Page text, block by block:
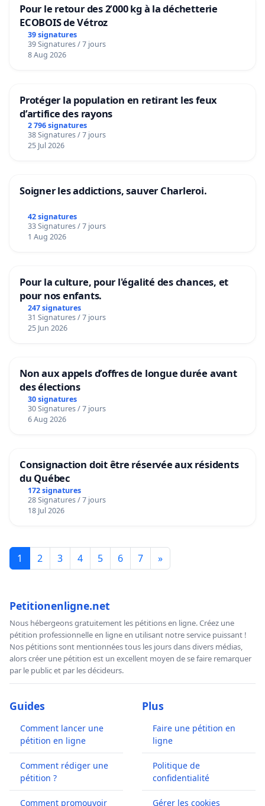
Pour le retour des 2’000 kg à la déchetterie
ECOBOIS de Vétroz
39 signatures
39 Signatures / 7 jours
8 Aug 2026
Protéger la population en retirant les feux
d’artifice des rayons
2 796 signatures
38 Signatures / 7 jours
25 Jul 2026
Soigner les addictions, sauver Charleroi.
42 signatures
33 Signatures / 7 jours
1 Aug 2026
Pour la culture, pour l'égalité des chances, et
pour nos enfants.
247 signatures
31 Signatures / 7 jours
25 Jun 2026
Non aux appels d’offres de longue durée avant
des élections
30 signatures
30 Signatures / 7 jours
6 Aug 2026
Consignaction doit être réservée aux résidents
du Québec
172 signatures
28 Signatures / 7 jours
18 Jul 2026
1 2 3 4 5 6 7 »
Petitionenligne.net
Nous hébergeons gratuitement les pétitions en ligne. Créez une
pétition professionnelle en ligne en utilisant notre service puissant !
Nos pétitions sont mentionnées tous les jours dans divers médias,
alors créer une pétition est un excellent moyen de se faire remarquer
par le public et par les décideurs.
Guides
Comment lancer une
pétition en ligne
Comment rédiger une
pétition ?
Comment promouvoir
Plus
Faire une pétition en
ligne
Politique de
confidentialité
Gérer les cookies